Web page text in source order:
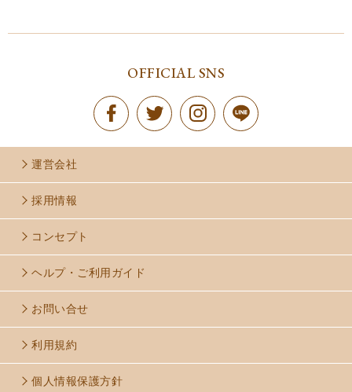
OFFICIAL SNS
運営会社
採用情報
コンセプト
ヘルプ・ご利用ガイド
お問い合せ
利用規約
個人情報保護方針